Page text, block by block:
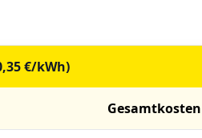
€/kWh)
Gesamtkosten